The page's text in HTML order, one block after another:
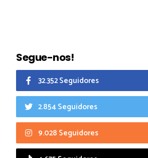
Segue-nos!
32.352 Seguidores
2.854 Seguidores
9.028 Seguidores